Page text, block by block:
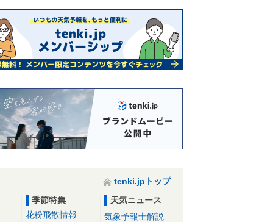
tenki.jpトップ
季節特集
花粉飛散情報
天気ニュース
気象予報士解説